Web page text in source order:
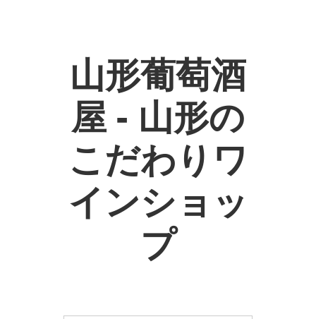
山形葡萄酒
屋 - 山形の
こだわりワ
インショッ
プ